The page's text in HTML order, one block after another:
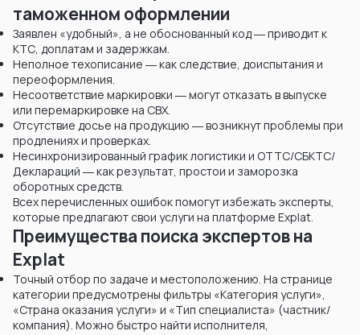
таможенном оформлении
Заявлен «удобный», а не обоснованный код ― приводит к
KТС, доплатам и задержкам.
Неполное техописание ― как следствие, доиспытания и
переоформления.
Несоответствие маркировки ― могут отказать в выпуске
или перемаркировке на СВХ.
Отсутствие досье на продукцию ― возникнут проблемы при
продлениях и проверках.
Несинхронизированный график логистики и ОТТС/СБКТС/
Деклараций ― как результат, простои и заморозка
оборотных средств.
Всех перечисленных ошибок помогут избежать эксперты,
которые предлагают свои услуги на платформе Explat.
Преимущества поиска экспертов на
Explat
Точный отбор по задаче и местоположению. На странице
категории предусмотрены фильтры «Категория услуги»,
«Страна оказания услуги» и «Тип специалиста» (частник/
компания). Можно быстро найти исполнителя,